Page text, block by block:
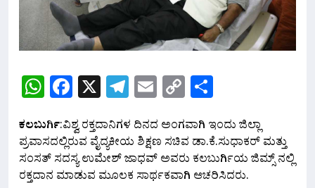
WhatsApp
Facebook
X Telegram
Email
Copy
Link
ಕಲಬುರ್ಗಿ:ವಿಶ್ವ ರಕ್ತದಾನಿಗಳ ದಿನದ ಅಂಗವಾಗಿ ಇಂದು ಜಿಲ್ಲಾ
ಪ್ರವಾಸದಲ್ಲಿರುವ ವೈದ್ಯಕೀಯ ಶಿಕ್ಷಣ ಸಚಿವ ಡಾ.ಕೆ.ಸುಧಾಕರ್ ಮತ್ತು
ಸಂಸತ್ ಸದಸ್ಯ ಉಮೇಶ್ ಜಾಧವ್ ಅವರು ಕಲಬುರ್ಗಿಯ ಜಿಮ್ಸ್ ನಲ್ಲಿ
ರಕ್ತದಾನ ಮಾಡುವ ಮೂಲಕ ಸಾರ್ಥಕವಾಗಿ ಆಚರಿಸಿದರು.